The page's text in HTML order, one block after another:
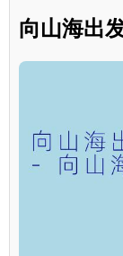
向山海出